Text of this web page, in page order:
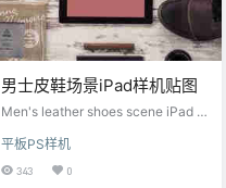
男士皮鞋场景iPad样机贴图
Men's leather shoes scene iPad m
平板PS样机
343 0